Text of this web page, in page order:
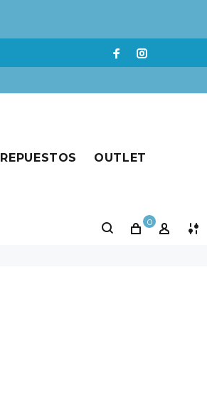
REPUESTOS OUTLET
0